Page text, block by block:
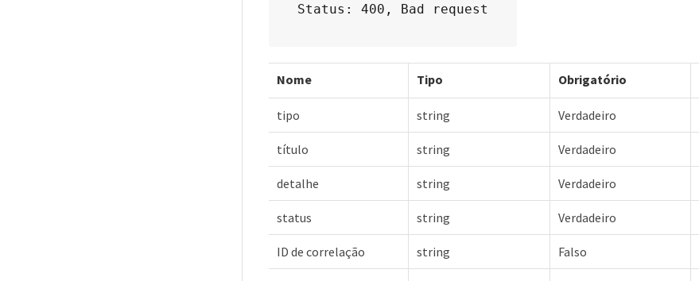
Status: 400, Bad request
Nome Tipo Obrigatório
tipo string Verdadeiro
título string Verdadeiro
detalhe string Verdadeiro
status string Verdadeiro
ID de correlação string Falso